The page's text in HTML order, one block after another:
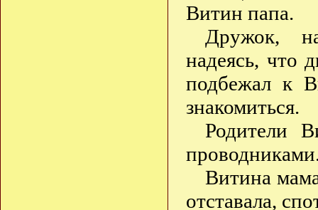
Витин папа.
Дружок,
надеясь, что
подбежал к
знакомиться.
Родители
Витина
отставала,